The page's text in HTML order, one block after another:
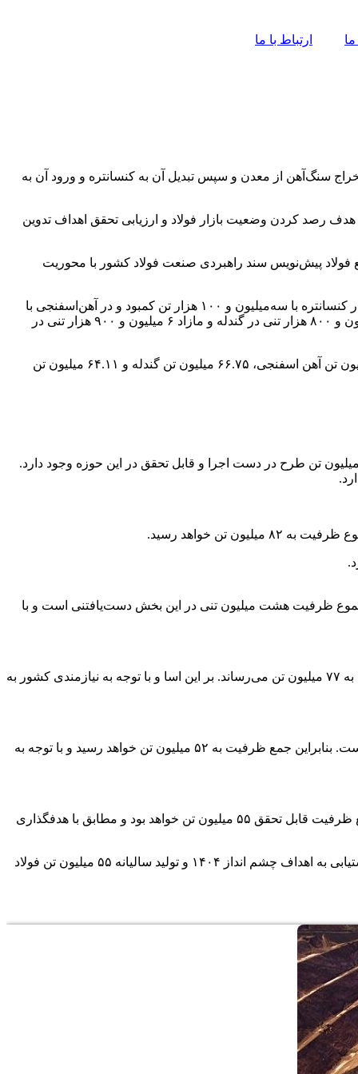
ارتباط با ما
سنگ‌آهن از معدن و سپس تبدیل آن به کنسانتره و ورود آن به
تهیه شد. هشت سال متوالی است که این طرح با هدف رصد کردن وضعیت بازار فولاد و ارزیابی تحقق اهداف تدوین
فولاد پیش‌نویس سند راهبردی صنعت فولاد کشور با محوریت
بررسی وضعیت زنجیره فولاد و موازنه آن در سال ۹۲ بر اساس ظرفیت‌های اسمی حاکی است: در آن سال در گندله با ۹ میلیون تن کمبود، در کنسانتره با سه‌میلیون و ۱۰۰ هزار تن کمبود و در آهن‌اسفنجی با
۴۰۰ هزار تن کمبود مواجه بودیم، اما موازنه زنجیره فولاد در سال ۹۹ حاکی از مازاد ۴۰۰ هزار تنی در تولید کنسانتره سنگ‌آهن، مازاد ۱۴ میلیون و ۸۰۰ هزار تنی در گندله و مازاد ۶ میلیون و ۹۰۰ هزار تنی در
طبق جدیدترین پایش طرح جامع فولاد، ظرفیت‌های ایجاد شده تا پایان سال ۹۹ شامل ۳۹.۴ میلیون تن ظرفیت تولید شمش فولاد، ۳۷.۱۸ میلیون تن آهن اسفنجی، ۶۶.۷۵ میلیون تن گندله و ۶۴.۱۱ میلیون تن
آمار و اطلاعات واحدهای فعال و طرح‌های در دست اجرای قابل تحقق تا پایان سال ۹۹، تولید سنگ‌آهن به ۹۵ میلیون تن رسیده و ۴۰ میلیون تن طرح در دست اجرا و قابل تحقق در این حوزه وجود دارد.
وجود دارد. بر این اساس مجموع ظرفیت هشت میلیون تنی در این بخش دست‌یافتنی است و با
در بخش گندله، ظرفیت فعلی واحدهای فعال ۶۷ میلیون تن است و ۱۰ میلیون تن طرح در دست اجراست که جمع ظرفیت‌ها را در این حوزه به ۷۷ میلیون تن می‌رساند. بر این اسا و با توجه به نیازمندی کشور به
در بخش آهن‌اسفنجی نیز آمارها حاکی از ظرفیت فعلی ۳۶ میلیون تنی و برنامه‌ریزی برای اجرای ۱۱ میلیون تن ظرفیت جدید و قابل تحقق است. بنابراین جمع ظرفیت به ۵۲ میلیون تن خواهد رسید و با توجه به
و بالاخره در بخش فولاد، ظرفیت فعلی ۳۹ میلیون تن و ظرفیت طرح‌های در دست اجرا و قابل تحقق ۱۶ میلیون تن است. بر این اساس جمع ظرفیت قابل تحقق ۵۵ میلیون تن خواهد بود و مطابق با هدفگذاری
پیشتر «وجیه الله جعفری» رییس هیات عامل ایمیدرو به خبرنگار اقتصادی ایرنا گفت: با توجه به تامین عمده سرمایه‌گذاری‌های مورد نیاز، دستیابی به اهداف چشم انداز ۱۴۰۴ و تولید سالیانه ۵۵ میلیون تن فولاد